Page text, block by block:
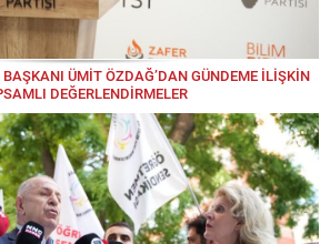
ÜMİT ÖZDAĞ’DAN GÜNDEME İLİŞKİN
DEĞERLENDİRMELER